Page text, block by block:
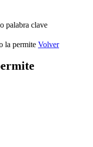
palabra clave
la permite Volver